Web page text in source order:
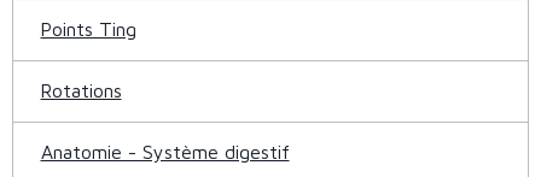
Points Ting
Rotations
Anatomie - Système digestif